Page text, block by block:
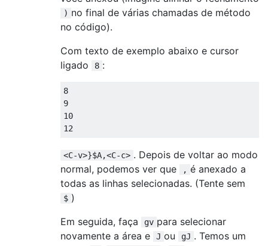
) no final de várias chamadas de método
no código).
Com texto de exemplo abaixo e cursor
ligado
8 :
8
9
10
<C-v>}$A,<C-c> . Depois de voltar ao modo
normal, podemos ver que
, é anexado a
todas as linhas selecionadas. (Tente sem
$ )
Em seguida, faça
gv para selecionar
novamente a área e
J ou gJ . Temos um